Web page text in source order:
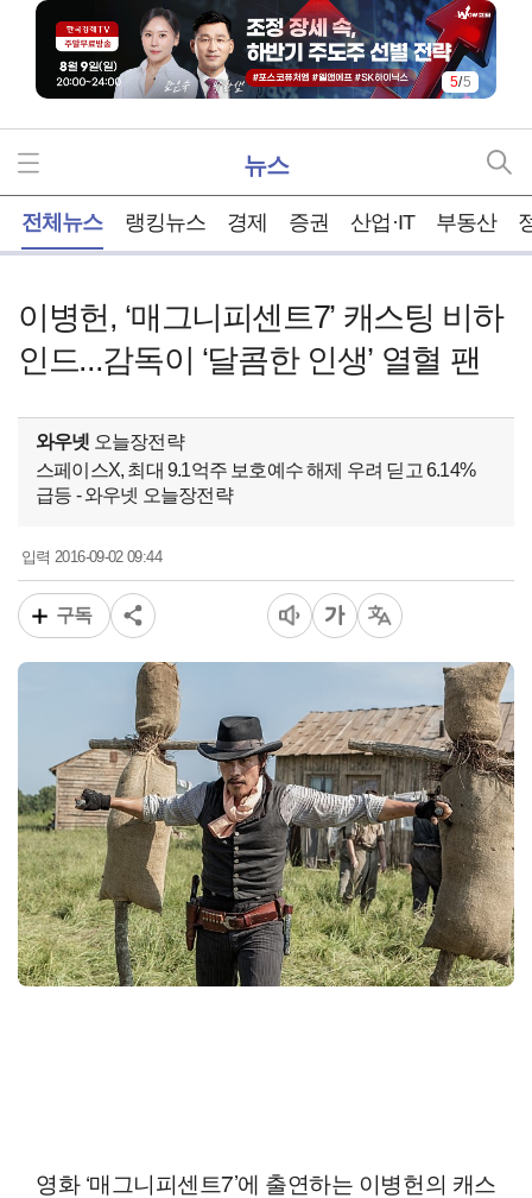
5/5
뉴스
전체뉴스 랭킹뉴스 경제 증권 산업·IT 부동산
이병헌, ‘매그니피센트7’ 캐스팅 비하
인드...감독이 ‘달콤한 인생’ 열혈 팬
와우넷 오늘장전략
스페이스X, 최대 9.1억주 보호예수 해제 우려 딛고 6.14%
급등 - 와우넷 오늘장전략
입력2016-09-02 09:44
구독
영화 ‘매그니피센트7’에 출연하는 이병헌의 캐스